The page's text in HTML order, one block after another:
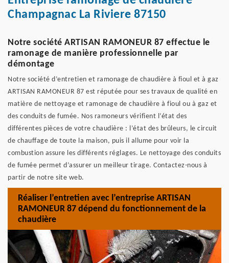
Champagnac La Riviere 87150
Notre société ARTISAN RAMONEUR 87 effectue le
ramonage de manière professionnelle par
démontage
Notre société d’entretien et ramonage de chaudière à fioul et à gaz
ARTISAN RAMONEUR 87 est réputée pour ses travaux de qualité en
matière de nettoyage et ramonage de chaudière à fioul ou à gaz et
des conduits de fumée. Nos ramoneurs vérifient l’état des
différentes pièces de votre chaudière : l’état des brûleurs, le circuit
de chauffage de toute la maison, puis il allume pour voir la
combustion assure les différents réglages. Le nettoyage des conduits
de fumée permet d’assurer un meilleur tirage. Contactez-nous à
partir de notre site web.
Réaliser l’entretien avec l’entreprise ARTISAN
RAMONEUR 87 dépend du fonctionnement de la
chaudière